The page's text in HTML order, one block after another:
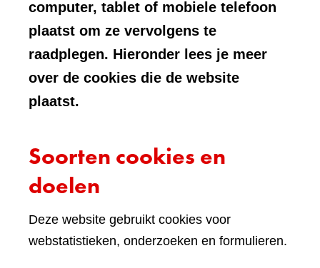
computer, tablet of mobiele telefoon
plaatst om ze vervolgens te
raadplegen. Hieronder lees je meer
over de cookies die de website
plaatst.
Soorten cookies en
doelen
Deze website gebruikt cookies voor
webstatistieken, onderzoeken en formulieren.